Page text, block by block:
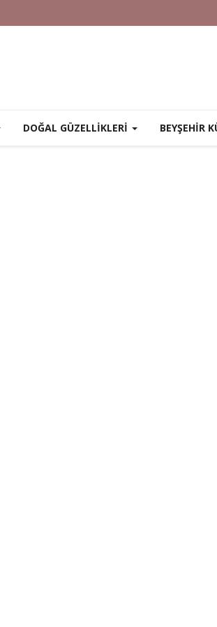
DOĞAL GÜZELLİKLERİ BEYŞEHİR